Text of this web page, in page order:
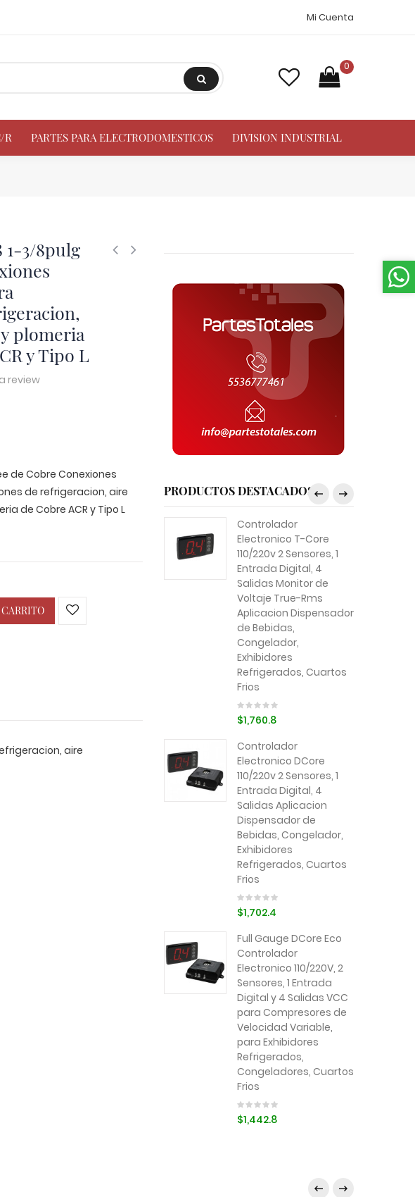
Mi Cuenta
0
R PARTES PARA ELECTRODOMESTICOS DIVISION INDUSTRIAL
1-3/8pulg
plomeria
y Tipo L
review
de Cobre Conexiones
de refrigeracion, aire
de Cobre ACR y Tipo L
aire
PRODUCTOS DESTACADOS
Controlador
Electronico T-Core
110/220v 2 Sensores, 1
Entrada Digital, 4
Salidas Monitor de
Voltaje True-Rms
Aplicacion Dispensador
de Bebidas,
Congelador,
Exhibidores
Refrigerados, Cuartos
Frios
$1,760.8
Controlador
Electronico DCore
110/220v 2 Sensores, 1
Entrada Digital, 4
Salidas Aplicacion
Dispensador de
Bebidas, Congelador,
Exhibidores
Refrigerados, Cuartos
Frios
$1,702.4
Full Gauge DCore Eco
Controlador
Electronico 110/220V, 2
Sensores, 1 Entrada
Digital y 4 Salidas VCC
para Compresores de
Velocidad Variable,
para Exhibidores
Refrigerados,
Congeladores, Cuartos
Frios
$1,442.8